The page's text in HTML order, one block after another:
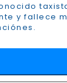
y fallece